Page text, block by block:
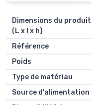
Dimensions du produit
(L x l x h)
Référence
Poids
Type de matériau
Source d'alimentation